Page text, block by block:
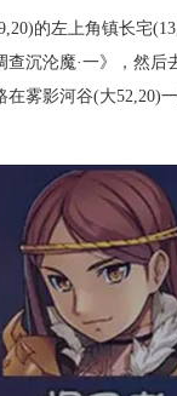
的左上角镇长宅
查沉沦魔·一》，然后
在雾影河谷(大52,20)